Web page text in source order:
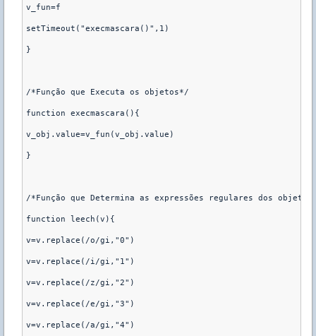
v_fun=f
setTimeout("execmascara()",1)
}
/*Função que Executa os objetos*/
function execmascara(){
v_obj.value=v_fun(v_obj.value)
}
/*Função que Determina as expressões regulares dos
function leech(v){
v=v.replace(/o/gi,"0")
v=v.replace(/i/gi,"1")
v=v.replace(/z/gi,"2")
v=v.replace(/e/gi,"3")
v=v.replace(/a/gi,"4")